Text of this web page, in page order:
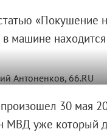
«Покушение
в машине
30 мая
уже который